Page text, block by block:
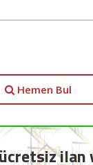
Hemen Bul
ilan